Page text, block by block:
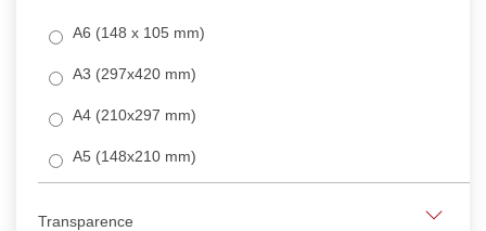
A6 (148 x 105 mm)
A3 (297x420 mm)
A4 (210x297 mm)
A5 (148x210 mm)
Transparence